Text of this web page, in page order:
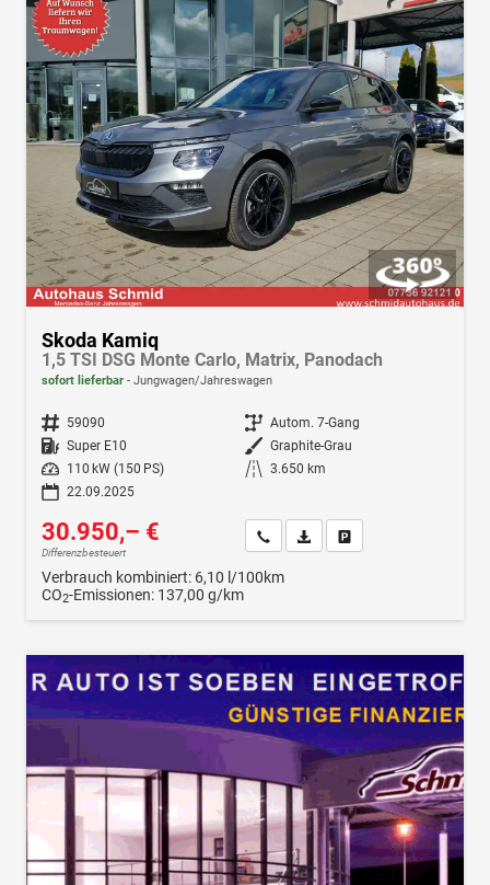
Skoda Kamiq
1,5 TSI DSG Monte Carlo, Matrix, Panodach
sofort lieferbar Jungwagen/Jahreswagen
Fahrzeugnr. 59090 Getriebe Autom. 7-Gang
Kraftstoff Super E10 Außenfarbe Graphite-Grau
Leistung
110 kW (150 PS) Kilometerstand 3.650 km
22.09.2025
30.950,– €
Differenzbesteuert
Wir rufen Sie anFahrzeugexposé (PDF)
Verbrauch kombiniert: 6,10 l/100km
CO2-Emissionen: 137,00 g/km